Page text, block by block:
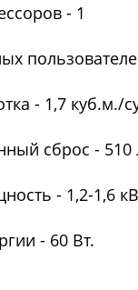
- 1
- 1,7 куб.м./
сброс - 510
- 1,2-1,6
- 60 Вт.